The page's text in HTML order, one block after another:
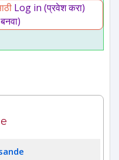
Log in (प्रवेश करा)